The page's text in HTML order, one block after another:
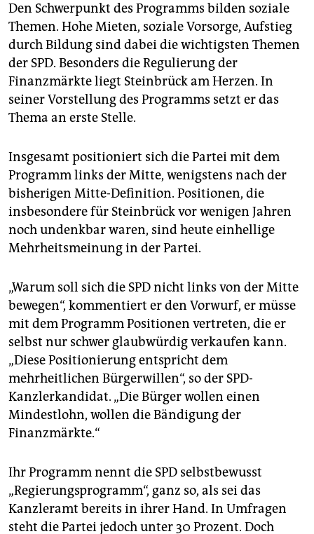
Den Schwerpunkt des Programms bilden soziale
Themen. Hohe Mieten, soziale Vorsorge, Aufstieg
durch Bildung sind dabei die wichtigsten Themen
der SPD. Besonders die Regulierung der
Finanzmärkte liegt Steinbrück am Herzen. In
seiner Vorstellung des Programms setzt er das
Thema an erste Stelle.
Insgesamt positioniert sich die Partei mit dem
Programm links der Mitte, wenigstens nach der
bisherigen Mitte-Definition. Positionen, die
insbesondere für Steinbrück vor wenigen Jahren
noch undenkbar waren, sind heute einhellige
Mehrheitsmeinung in der Partei.
„Warum soll sich die SPD nicht links von der Mitte
bewegen“, kommentiert er den Vorwurf, er müsse
mit dem Programm Positionen vertreten, die er
selbst nur schwer glaubwürdig verkaufen kann.
„Diese Positionierung entspricht dem
mehrheitlichen Bürgerwillen“, so der SPD-
Kanzlerkandidat. „Die Bürger wollen einen
Mindestlohn, wollen die Bändigung der
Finanzmärkte.“
Ihr Programm nennt die SPD selbstbewusst
„Regierungsprogramm“, ganz so, als sei das
Kanzleramt bereits in ihrer Hand. In Umfragen
steht die Partei jedoch unter 30 Prozent. Doch